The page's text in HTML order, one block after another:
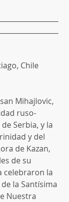
Chile
Mihajlovic,
ruso-
Serbia, y la
y del
de Kazan,
de su
celebraron la
la Santísima
Nuestra